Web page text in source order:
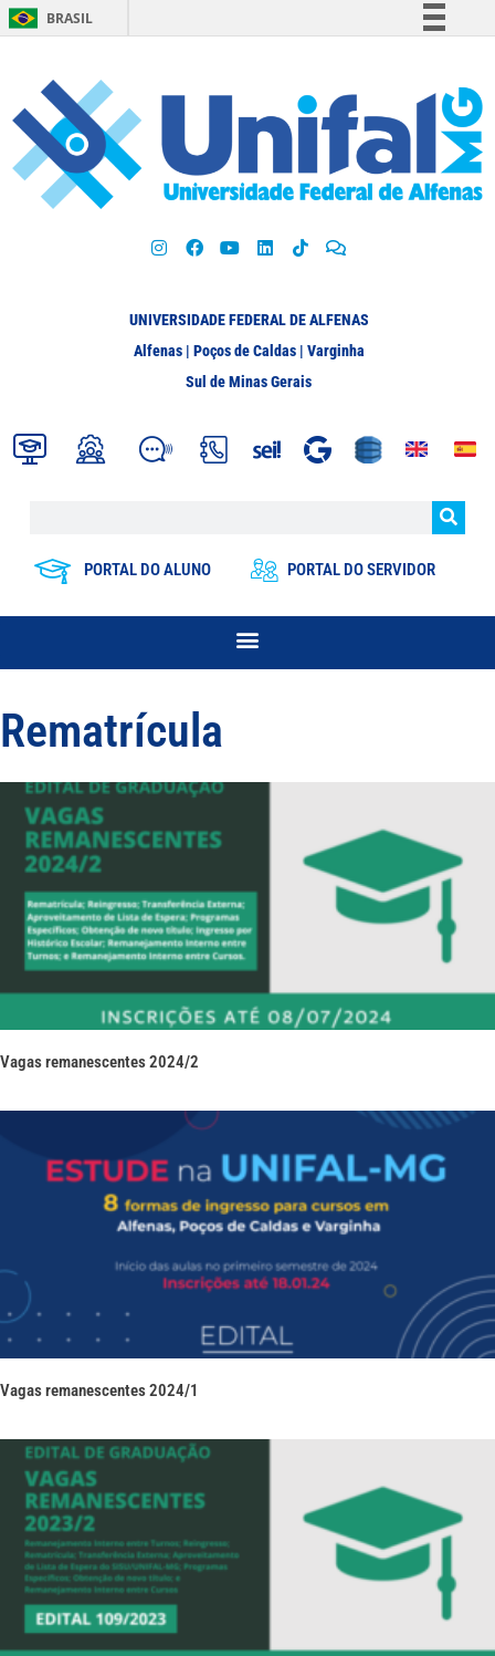
BRASIL
Participe
Acesso à informação
Legislação
UNIVERSIDADE FEDERAL DE ALFENAS
Alfenas | Poços de Caldas | Varginha
Sul de Minas Gerais
PORTAL DO ALUNO PORTAL DO SERVIDOR
Rematrícula
Vagas remanescentes 2024/2
Vagas remanescentes 2024/1